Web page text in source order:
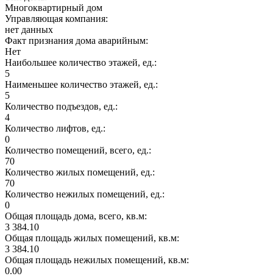
Многоквартирный дом
Управляющая компания:
нет данных
Факт признания дома аварийным:
Нет
Наибольшее количество этажей, ед.:
5
Наименьшее количество этажей, ед.:
5
Количество подъездов, ед.:
4
Количество лифтов, ед.:
0
Количество помещений, всего, ед.:
70
Количество жилых помещений, ед.:
70
Количество нежилых помещений, ед.:
0
Общая площадь дома, всего, кв.м:
3 384.10
Общая площадь жилых помещений, кв.м:
3 384.10
Общая площадь нежилых помещений, кв.м:
0.00